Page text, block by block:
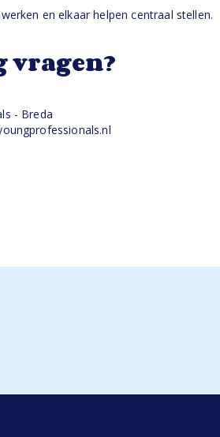
en elkaar helpen centraal stellen.
vragen?
- Breda